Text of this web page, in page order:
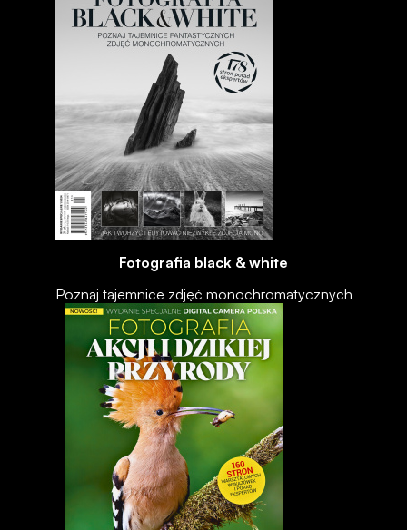
Fotografia black & white
Poznaj tajemnice zdjęć monochromatycznych